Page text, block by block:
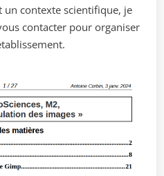
un contexte scientifique, je
contacter pour organiser